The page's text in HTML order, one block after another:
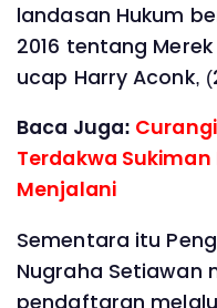
landasan Hukum
2016 tentang
ucap Harry Aconk,
Baca Juga:
Terdakwa Sukiman
Menjalani
Sementara itu
Nugraha Setiawan
pendaftaran